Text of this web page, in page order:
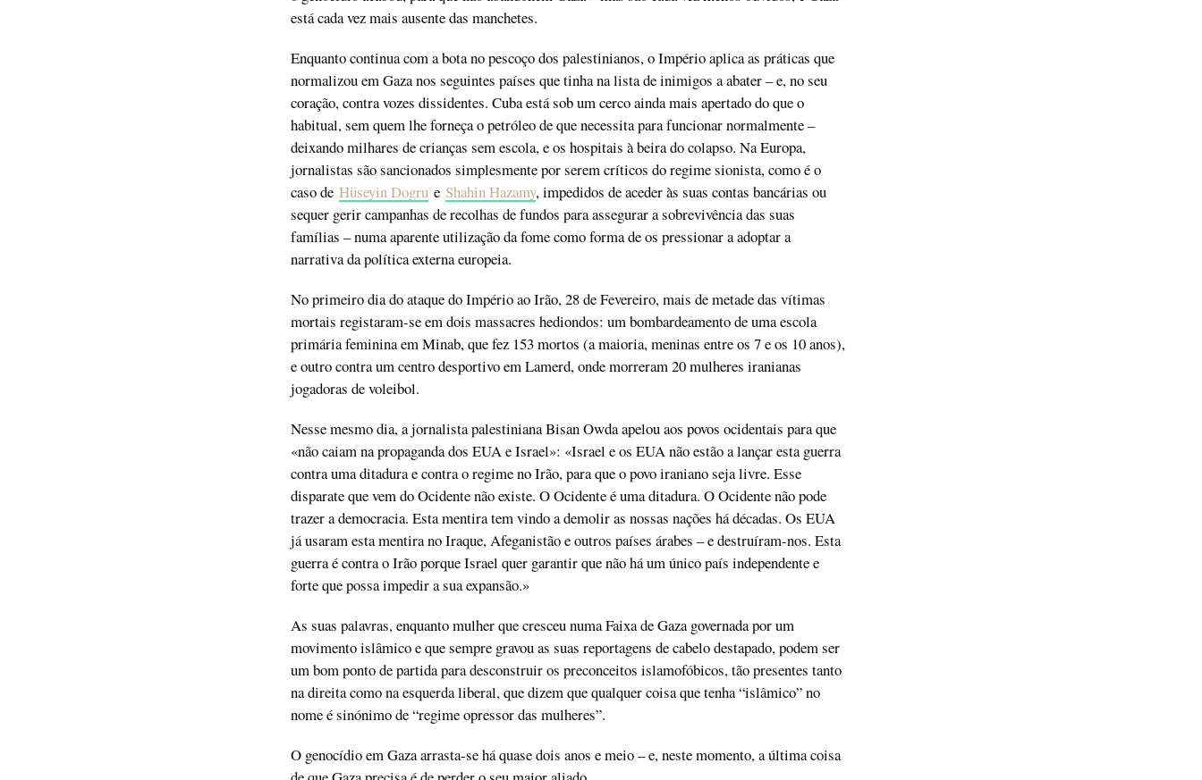
está cada vez mais ausente das manchetes.
Enquanto continua com a bota no pescoço dos palestinianos, o Império aplica as práticas que
normalizou em Gaza nos seguintes países que tinha na lista de inimigos a abater – e, no seu
coração, contra vozes dissidentes. Cuba está sob um cerco ainda mais apertado do que o
habitual, sem quem lhe forneça o petróleo de que necessita para funcionar normalmente –
deixando milhares de crianças sem escola, e os hospitais à beira do colapso. Na Europa,
jornalistas são sancionados simplesmente por serem críticos do regime sionista, como é o
caso de Hüseyin Dogrue Shahin Hazamy, impedidos de aceder às suas contas bancárias ou
sequer gerir campanhas de recolhas de fundos para assegurar a sobrevivência das suas
famílias – numa aparente utilização da fome como forma de os pressionar a adoptar a
narrativa da política externa europeia.
No primeiro dia do ataque do Império ao Irão, 28 de Fevereiro, mais de metade das vítimas
mortais registaram-se em dois massacres hediondos: um bombardeamento de uma escola
primária feminina em Minab, que fez 153 mortos (a maioria, meninas entre os 7 e os 10 anos),
e outro contra um centro desportivo em Lamerd, onde morreram 20 mulheres iranianas
jogadoras de voleibol.
Nesse mesmo dia, a jornalista palestiniana Bisan Owda apelou aos povos ocidentais para que
«não caiam na propaganda dos EUA e Israel»: «Israel e os EUA não estão a lançar esta guerra
contra uma ditadura e contra o regime no Irão, para que o povo iraniano seja livre. Esse
disparate que vem do Ocidente não existe. O Ocidente é uma ditadura. O Ocidente não pode
trazer a democracia. Esta mentira tem vindo a demolir as nossas nações há décadas. Os EUA
já usaram esta mentira no Iraque, Afeganistão e outros países árabes – e destruíram-nos. Esta
guerra é contra o Irão porque Israel quer garantir que não há um único país independente e
forte que possa impedir a sua expansão.»
As suas palavras, enquanto mulher que cresceu numa Faixa de Gaza governada por um
movimento islâmico e que sempre gravou as suas reportagens de cabelo destapado, podem ser
um bom ponto de partida para desconstruir os preconceitos islamofóbicos, tão presentes tanto
na direita como na esquerda liberal, que dizem que qualquer coisa que tenha “islâmico” no
nome é sinónimo de “regime opressor das mulheres”.
O genocídio em Gaza arrasta-se há quase dois anos e meio – e, neste momento, a última coisa